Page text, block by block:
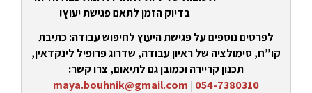
בדיוק הזמן לתאם פגישת יעוץ!
לפרטים נוספים על פגישת היעוץ לחיפוש עבודה: כתיבת
קו”ח, סימולציה של ראיון עבודה, שדרוג פרופיל לינקדאין,
תכנון קריירה וכמובן גם לתיאום, צרו קשר:
054-7380310
|
maya.bouhnik@gmail.com